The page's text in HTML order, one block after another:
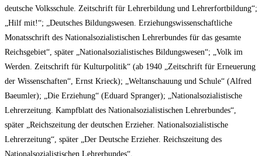
deutsche Volksschule. Zeitschrift für Lehrerbildung und Lehrerfortbildung“;
„Hilf mit!“; „Deutsches Bildungswesen. Erziehungswissenschaftliche
Monatsschrift des Nationalsozialistischen Lehrerbundes für das gesamte
Reichsgebiet“, später „Nationalsozialistisches Bildungswesen“; „Volk im
Werden. Zeitschrift für Kulturpolitik“ (ab 1940 „Zeitschrift für Erneuerung
der Wissenschaften“, Ernst Krieck); „Weltanschauung und Schule“ (Alfred
Baeumler); „Die Erziehung“ (Eduard Spranger); „Nationalsozialistische
Lehrerzeitung. Kampfblatt des Nationalsozialistischen Lehrerbundes“,
später „Reichszeitung der deutschen Erzieher. Nationalsozialistische
Lehrerzeitung“, später „Der Deutsche Erzieher. Reichszeitung des
Nationalsozialistischen Lehrerbundes“.